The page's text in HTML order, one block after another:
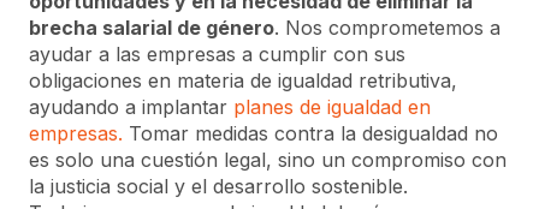
brecha salarial de género. Nos comprometemos a
ayudar a las empresas a cumplir con sus
obligaciones en materia de igualdad retributiva,
ayudando a implantar planes de igualdad en
empresas. Tomar medidas contra la desigualdad no
es solo una cuestión legal, sino un compromiso con
la justicia social y el desarrollo sostenible.